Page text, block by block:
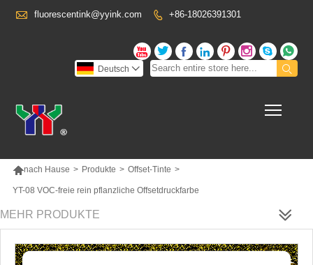
 fluorescentink@yyink.com  +86-18026391301
      


Deutsch 
nach Hause > Produkte > Offset-Tinte >
YT-08 VOC-freie rein pflanzliche Offsetdruckfarbe
MEHR PRODUKTE